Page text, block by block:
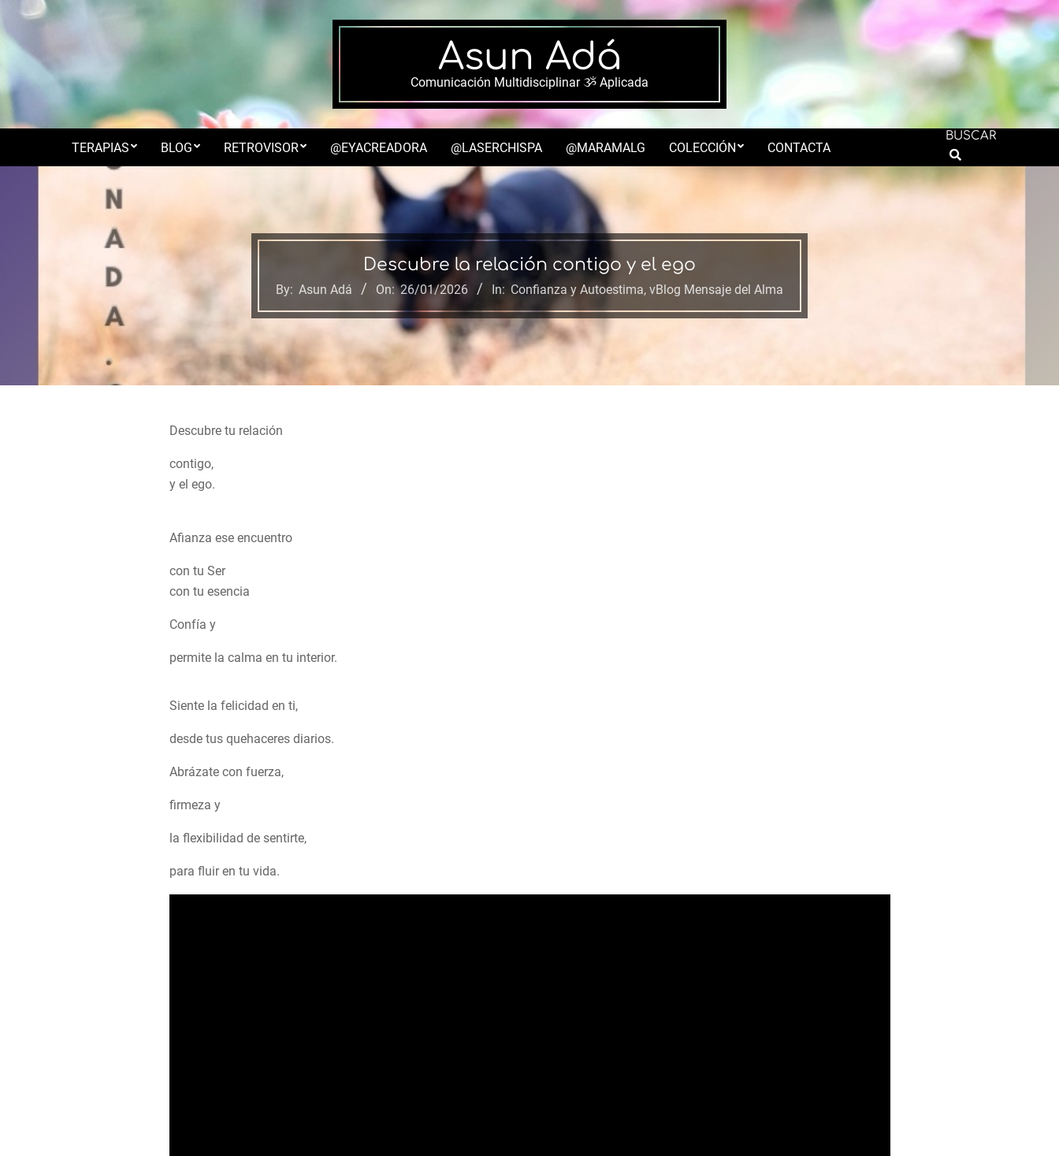
to
content
Asun Adá
Comunicación Multidisciplinar ૐ Aplicada
Secondary
Navigation
TERAPIAS BLOG RETROVISOR @EYACREADORA @LASERCHISPA @MARAMALG COLECCIÓN CONTACTA
BUSCAR
Search
Descubre la relación contigo y el ego
By: Asun Adá On: 26/01/2026 In: Confianza y Autoestima, vBlog Mensaje del Alma
Descubre tu relación
contigo,
y el ego.
Afianza ese encuentro
con tu Ser
con tu esencia
Confía y
permite la calma en tu interior.
Siente la felicidad en ti,
desde tus quehaceres diarios.
Abrázate con fuerza,
firmeza y
la flexibilidad de sentirte,
para fluir en tu vida.